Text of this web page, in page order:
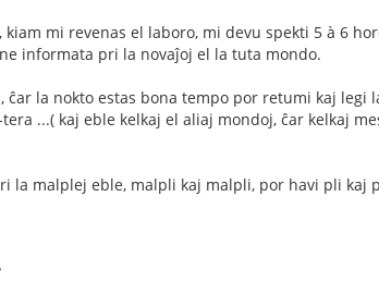
mi revenas el laboro, mi devu spekti 5 à 6
informata pri la novaĵoj el la tuta mondo.
ĉar la nokto estas bona tempo por retumi kaj
...( kaj eble kelkaj el aliaj mondoj, ĉar kelkaj
la malplej eble, malpli kaj malpli, por havi pli